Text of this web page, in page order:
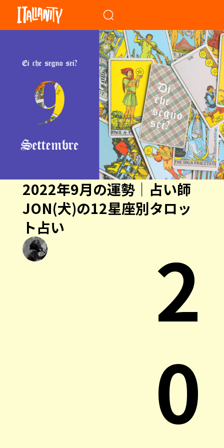
2022年9月の運勢｜占い師
JON(犬)の12星座別タロッ
ト占い
2
0